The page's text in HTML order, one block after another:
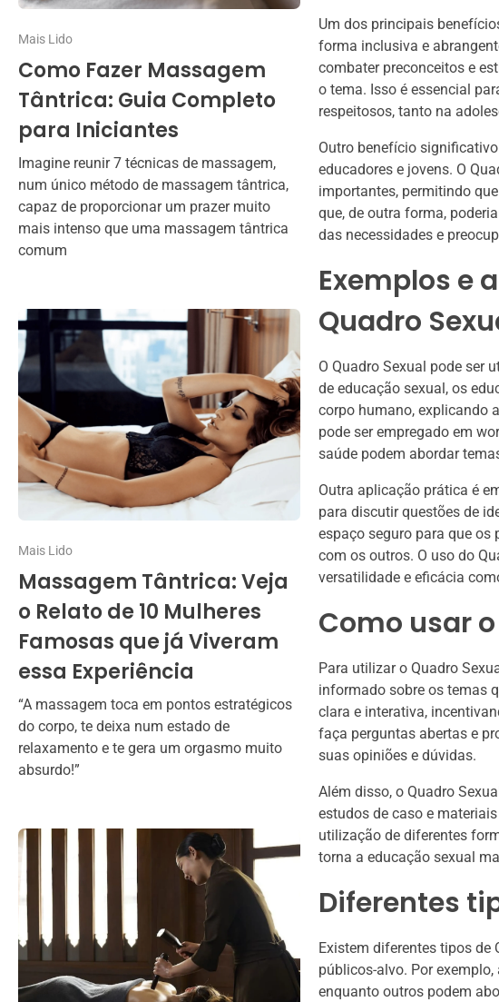
Mais Lido
Como Fazer Massagem
Tântrica: Guia Completo
para Iniciantes
Imagine reunir 7 técnicas de massagem,
num único método de massagem tântrica,
capaz de proporcionar um prazer muito
mais intenso que uma massagem tântrica
comum
Mais Lido
Massagem Tântrica: Veja
o Relato de 10 Mulheres
Famosas que já Viveram
essa Experiência
“A massagem toca em pontos estratégicos
do corpo, te deixa num estado de
relaxamento e te gera um orgasmo muito
absurdo!”
Um dos principais
forma inclusiva e
combater preconceitos e
o tema. Isso é essencial
respeitosos, tanto na
Outro benefício
educadores e jovens. O
importantes, permitindo
que, de outra forma,
das necessidades e
Exemplos e
Quadro
O Quadro Sexual pode ser
de educação sexual, os
corpo humano, explicando
pode ser empregado em
saúde podem abordar
Outra aplicação prática é
para discutir questões de
espaço seguro para que
com os outros. O uso do
versatilidade e eficácia
Como usar
Para utilizar o Quadro
informado sobre os temas
clara e interativa,
faça perguntas abertas e
suas opiniões e dúvidas.
Além disso, o Quadro
estudos de caso e
utilização de diferentes
torna a educação sexual
Diferentes
Existem diferentes tipos de
públicos-alvo. Por
enquanto outros podem